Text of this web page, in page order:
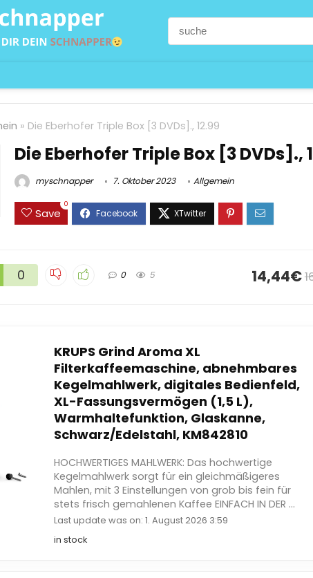
» Die Eberhofer Triple Box [3 DVDs]., 12.99
Die Eberhofer Triple Box [3 DVDs].,
myschnapper 7. Oktober 2023 Allgemein
Save
0
0 0 5 14,44€
KRUPS Grind Aroma XL
Filterkaffeemaschine, abnehmbares
Kegelmahlwerk, digitales Bedienfeld,
XL-Fassungsvermögen (1,5 L),
Warmhaltefunktion, Glaskanne,
Schwarz/Edelstahl, KM842810
HOCHWERTIGES MAHLWERK: Das hochwertige
Kegelmahlwerk sorgt für ein gleichmäßigeres
Mahlen, mit 3 Einstellungen von grob bis fein für
stets frisch gemahlenen Kaffee EINFACH IN DER ...
Last update was on: 1. August 2026 3:59
in stock